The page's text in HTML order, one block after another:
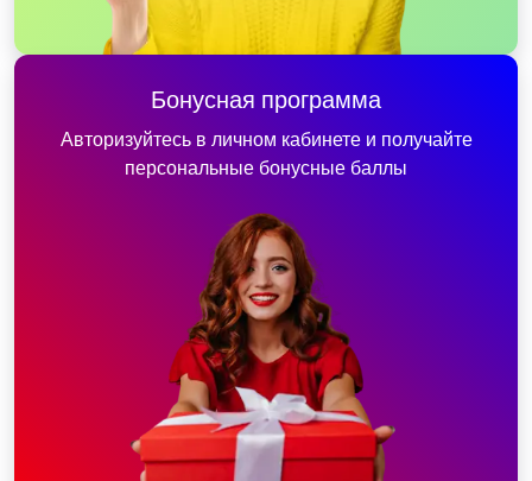
Бонусная программа
Авторизуйтесь в личном кабинете и получайте
персональные бонусные баллы